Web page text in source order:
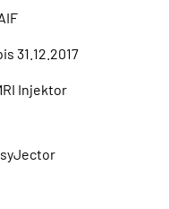
31.12.2017
Injektor